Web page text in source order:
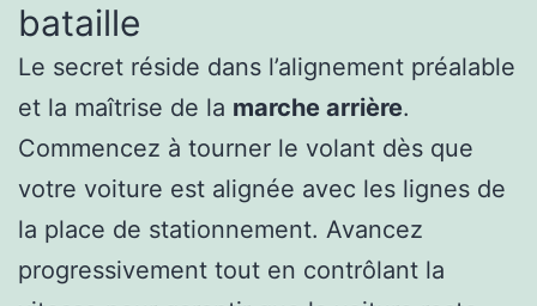
bataille
Le secret réside dans l’alignement préalable
et la maîtrise de la marche arrière.
Commencez à tourner le volant dès que
votre voiture est alignée avec les lignes de
la place de stationnement. Avancez
progressivement tout en contrôlant la